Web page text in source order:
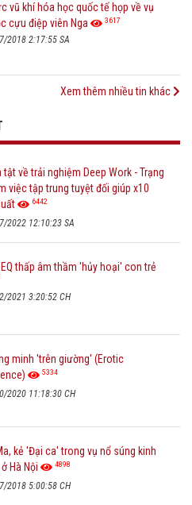
vũ khí hóa học quốc tế họp về vụ
cựu điệp viên Nga
3617
2018 2:17:55 SA
Xem thêm nhiều tin khác
tật về trải nghiệm Deep Work - Trạng
việc tập trung tuyệt đối giúp x10
6442
2022 12:10:23 SA
EQ thấp âm thầm 'hủy hoại' con trẻ
2021 3:20:52 CH
minh 'trên giường' (Erotic
5334
2020 11:18:30 CH
kẻ 'Đại ca' trong vụ nổ súng kinh
Hà Nội
4898
2018 5:00:58 CH